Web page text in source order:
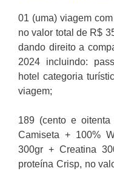
01 (uma) viagem
no valor total de R$
dando direito a
2024 incluindo:
hotel categoria
viagem;
189 (cento e
Camiseta + 100%
300gr + Creatina
proteína Crisp, no